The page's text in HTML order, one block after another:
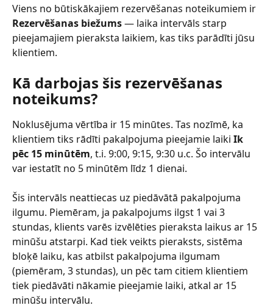
Viens no būtiskākajiem rezervēšanas noteikumiem ir
Rezervēšanas biežums — laika intervāls starp
pieejamajiem pieraksta laikiem, kas tiks parādīti jūsu
klientiem.
Kā darbojas šis rezervēšanas
noteikums?
Noklusējuma vērtība ir 15 minūtes. Tas nozīmē, ka
klientiem tiks rādīti pakalpojuma pieejamie laiki Ik
pēc 15 minūtēm, t.i. 9:00, 9:15, 9:30 u.c. Šo intervālu
var iestatīt no 5 minūtēm līdz 1 dienai.
Šis intervāls neattiecas uz piedāvātā pakalpojuma
ilgumu. Piemēram, ja pakalpojums ilgst 1 vai 3
stundas, klients varēs izvēlēties pieraksta laikus ar 15
minūšu atstarpi. Kad tiek veikts pieraksts, sistēma
bloķē laiku, kas atbilst pakalpojuma ilgumam
(piemēram, 3 stundas), un pēc tam citiem klientiem
tiek piedāvāti nākamie pieejamie laiki, atkal ar 15
minūšu intervālu.